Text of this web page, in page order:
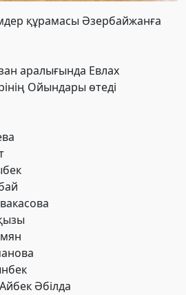
құрамасы Әзербайжанға
аралығында Евлах
Ойындары өтеді
Әбілда